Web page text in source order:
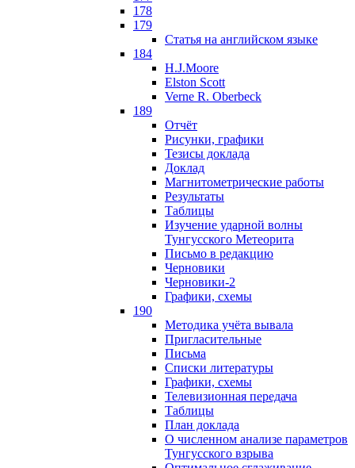
178
179
Статья на английском языке
184
H.J.Moore
Elston Scott
Verne R. Oberbeck
189
Отчёт
Рисунки, графики
Тезисы доклада
Доклад
Магнитометрические работы
Результаты
Таблицы
Изучение ударной волны
Тунгусского Метеорита
Письмо в редакцию
Черновики
Черновики-2
Графики, схемы
190
Методика учёта вывала
Пригласительные
Письма
Списки литературы
Графики, схемы
Телевизионная передача
Таблицы
План доклада
О численном анализе параметров
Тунгусского взрыва